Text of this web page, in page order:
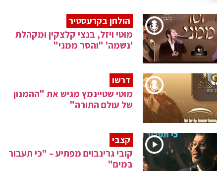
הולחן בקרעסטיר
מוטי ויזל, בנצי קלצקין ומקהלת
'נשמה' "והסר ממני"
דרשו
מוטי שטיינמץ מגיש את "ההמנון
של עולם התורה"
קצבי
קובי גרינבוים מפתיע – "כי תעבור
במים"